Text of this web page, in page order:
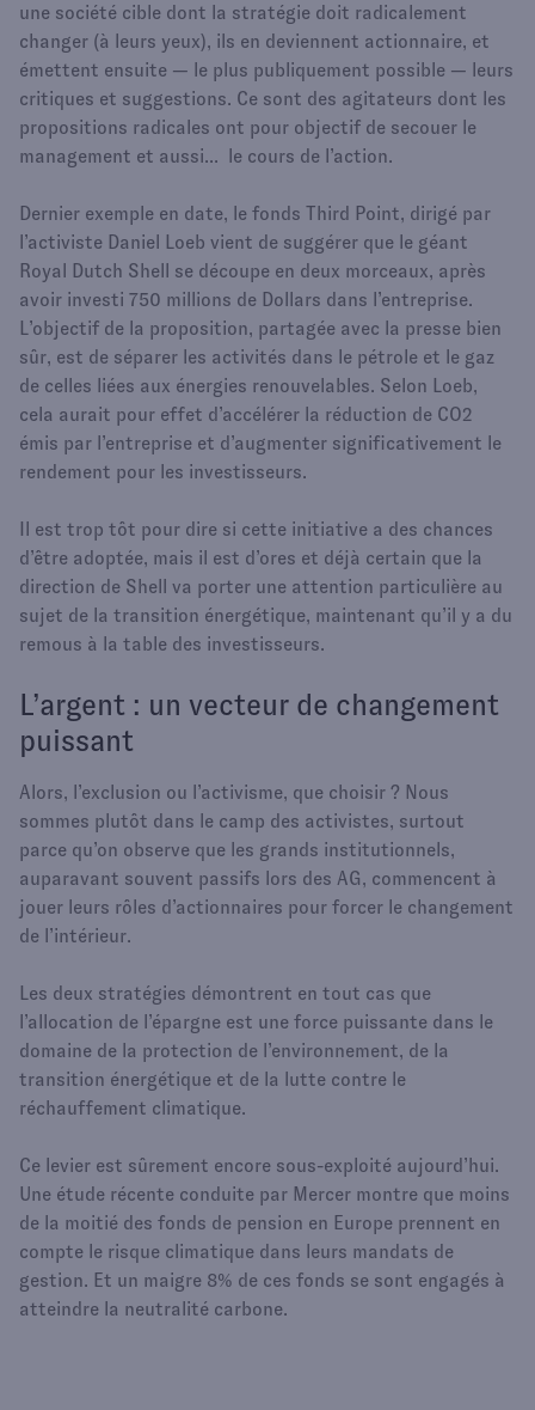
une société cible dont la stratégie doit radicalement
changer (à leurs yeux), ils en deviennent actionnaire, et
émettent ensuite — le plus publiquement possible — leurs
critiques et suggestions. Ce sont des agitateurs dont les
propositions radicales ont pour objectif de secouer le
management et aussi... le cours de l’action.
Dernier exemple en date, le fonds Third Point, dirigé par
l’activiste Daniel Loeb vient de suggérer que le géant
Royal Dutch Shell se découpe en deux morceaux, après
avoir investi 750 millions de Dollars dans l’entreprise.
L’objectif de la proposition, partagée avec la presse bien
sûr, est de séparer les activités dans le pétrole et le gaz
de celles liées aux énergies renouvelables. Selon Loeb,
cela aurait pour effet d’accélérer la réduction de CO2
émis par l’entreprise et d’augmenter significativement le
rendement pour les investisseurs.
Il est trop tôt pour dire si cette initiative a des chances
d’être adoptée, mais il est d’ores et déjà certain que la
direction de Shell va porter une attention particulière au
sujet de la transition énergétique, maintenant qu’il y a du
remous à la table des investisseurs.
L’argent : un vecteur de changement
puissant
Alors, l’exclusion ou l’activisme, que choisir ? Nous
sommes plutôt dans le camp des activistes, surtout
parce qu’on observe que les grands institutionnels,
auparavant souvent passifs lors des AG, commencent à
jouer leurs rôles d’actionnaires pour forcer le changement
de l’intérieur.
Les deux stratégies démontrent en tout cas que
l’allocation de l’épargne est une force puissante dans le
domaine de la protection de l’environnement, de la
transition énergétique et de la lutte contre le
réchauffement climatique.
Ce levier est sûrement encore sous-exploité aujourd’hui.
Une étude récente conduite par Mercer montre que moins
de la moitié des fonds de pension en Europe prennent en
compte le risque climatique dans leurs mandats de
gestion. Et un maigre 8% de ces fonds se sont engagés à
atteindre la neutralité carbone.